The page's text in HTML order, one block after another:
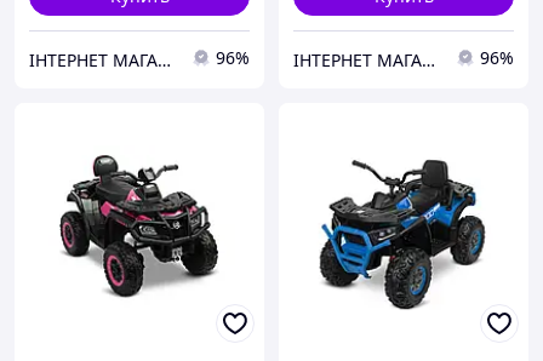
ІНТЕРНЕТ МАГАЗИН ДИТЯЧИХ ТОВАРІВ AGNES SHOP 96% ІНТЕРНЕТ МАГАЗИН ДИТЯЧИХ ТОВАРІВ AGNES SHOP 96%